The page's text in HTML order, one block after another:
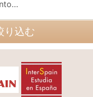
り込む
彙など (全商品)
法辞典